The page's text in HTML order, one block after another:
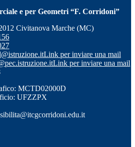
e per Geometri “F. Corridoni”
Civitanova Marche (MC)
Link per inviare una mail
Link per inviare una mail
MCTD02000D
UFZZPX